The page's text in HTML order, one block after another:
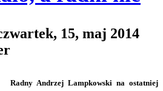
15, maj 2014
Radny Andrzej Lampkowski na ostatniej